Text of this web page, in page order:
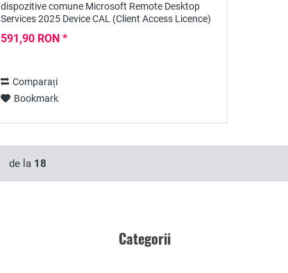
dispozitive comune Microsoft Remote Desktop
Services 2025 Device CAL (Client Access Licence)
591,90 RON *
Comparați
Bookmark
de la 18
Categorii